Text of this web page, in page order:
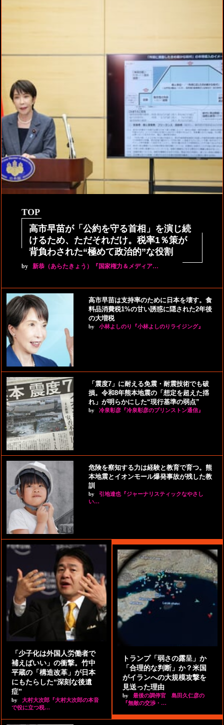
TOP
高市早苗が「公約を守る首相」を演じ続
けるため、ただそれだけ。税率1％策が
背負わされた“極めて政治的”な役割
by 新恭（あらたきょう）『国家権力＆メディア…
高市早苗は支持率のために日本を壊す。食
料品消費税1%の甘い誘惑に隠された2年後
の大増税
by 小林よしのり『小林よしのりライジング』
「震度7」に耐える免震・耐震技術でも破
損。令和8年熊本地震の「想定を超えた揺
れ」が明らかにした“現行基準の弱点”
by 冷泉彰彦『冷泉彰彦のプリンストン通信』
危険を察知する力は経験と教育で育つ。熊
本地震とイオンモール爆発事故が残した教
訓
by
引地達也『ジャーナリスティックなやさし
い…
「少子化は外国人労働者で
補えばいい」の衝撃。竹中
平蔵の「構造改革」が日本
にもたらした“深刻な後遺
症”
by
大村大次郎『大村大次郎の本音
で役に立つ税…
トランプ「弱さの露呈」か
「合理的な判断」か？米国
がイランへの大規模攻撃を
見送った理由
by
最後の調停官 島田久仁彦の
『無敵の交渉・…